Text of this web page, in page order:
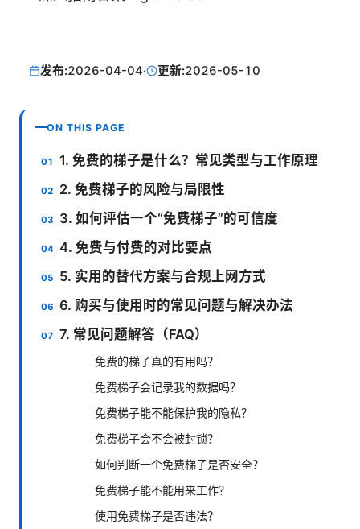
发布:2026-04-04· 更新:2026-05-10
ON THIS PAGE
1. 免费的梯子是什么？常见类型与工作原理
2. 免费梯子的风险与局限性
3. 如何评估一个“免费梯子”的可信度
4. 免费与付费的对比要点
5. 实用的替代方案与合规上网方式
6. 购买与使用时的常见问题与解决办法
7. 常见问题解答（FAQ）
免费的梯子真的有用吗？
免费梯子会记录我的数据吗？
免费梯子能不能保护我的隐私？
免费梯子会不会被封锁？
如何判断一个免费梯子是否安全？
免费梯子能不能用来工作？
使用免费梯子是否违法？